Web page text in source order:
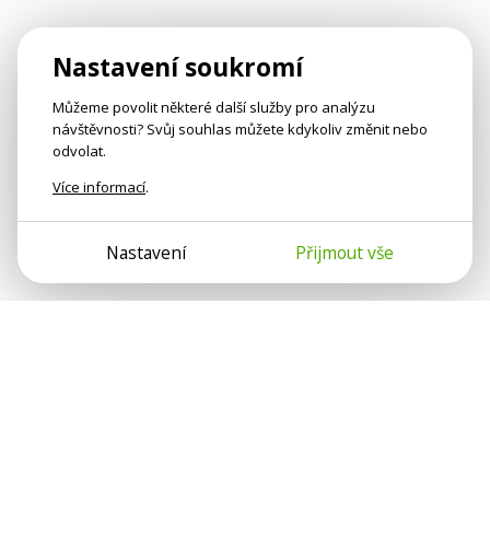
Nastavení soukromí
Můžeme povolit některé další služby pro analýzu
návštěvnosti? Svůj souhlas můžete kdykoliv změnit nebo
odvolat.
Více informací.
Nastavení Přijmout vše